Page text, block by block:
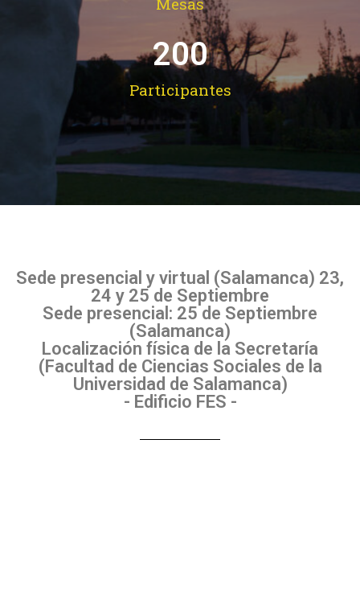
200
Participantes
Sede presencial y virtual (Salamanca) 23,
24 y 25 de Septiembre
Sede presencial: 25 de Septiembre
(Salamanca)
Localización física de la Secretaría
(Facultad de Ciencias Sociales de la
Universidad de Salamanca)
- Edificio FES -